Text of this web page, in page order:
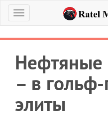
Меню
– в
элиты